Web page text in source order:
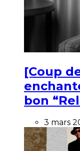
[Coup
bon
3 mars